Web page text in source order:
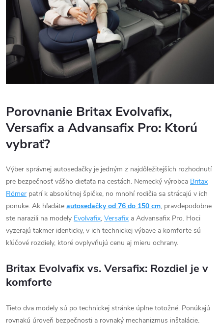
Porovnanie Britax Evolvafix,
Versafix a Advansafix Pro: Ktorú
vybrať?
Výber správnej autosedačky je jedným z najdôležitejších rozhodnutí
pre bezpečnosť vášho dieťaťa na cestách. Nemecký výrobca Britax
Römer patrí k absolútnej špičke, no mnohí rodičia sa strácajú v ich
ponuke. Ak hľadáte autosedačky od 76 do 150 cm, pravdepodobne
ste narazili na modely Evolvafix, Versafix a Advansafix Pro. Hoci
vyzerajú takmer identicky, v ich technickej výbave a komforte sú
kľúčové rozdiely, ktoré ovplyvňujú cenu aj mieru ochrany.
Britax Evolvafix vs. Versafix: Rozdiel je v
komforte
Tieto dva modely sú po technickej stránke úplne totožné. Ponúkajú
rovnakú úroveň bezpečnosti a rovnaký mechanizmus inštalácie.